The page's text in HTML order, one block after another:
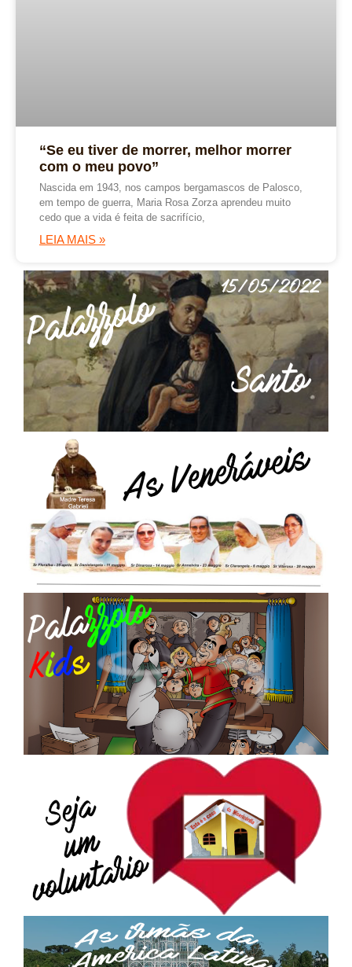
“Se eu tiver de morrer, melhor morrer
com o meu povo”
Nascida em 1943, nos campos bergamascos de Palosco,
em tempo de guerra, Maria Rosa Zorza aprendeu muito
cedo que a vida é feita de sacrifício,
LEIA MAIS »